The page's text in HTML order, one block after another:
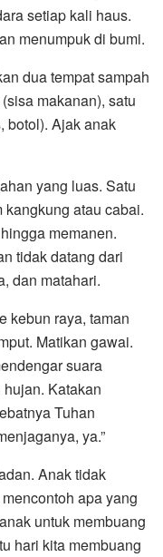
setiap kali haus.
menumpuk di bumi.
dua tempat sampah
makanan), satu
botol). Ajak anak
yang luas. Satu
kangkung atau cabai.
memanen.
tidak datang dari
dan matahari.
kebun raya, taman
Matikan gawai.
suara
Katakan
Tuhan
ya.”
Anak tidak
apa yang
untuk membuang
hari kita membuang